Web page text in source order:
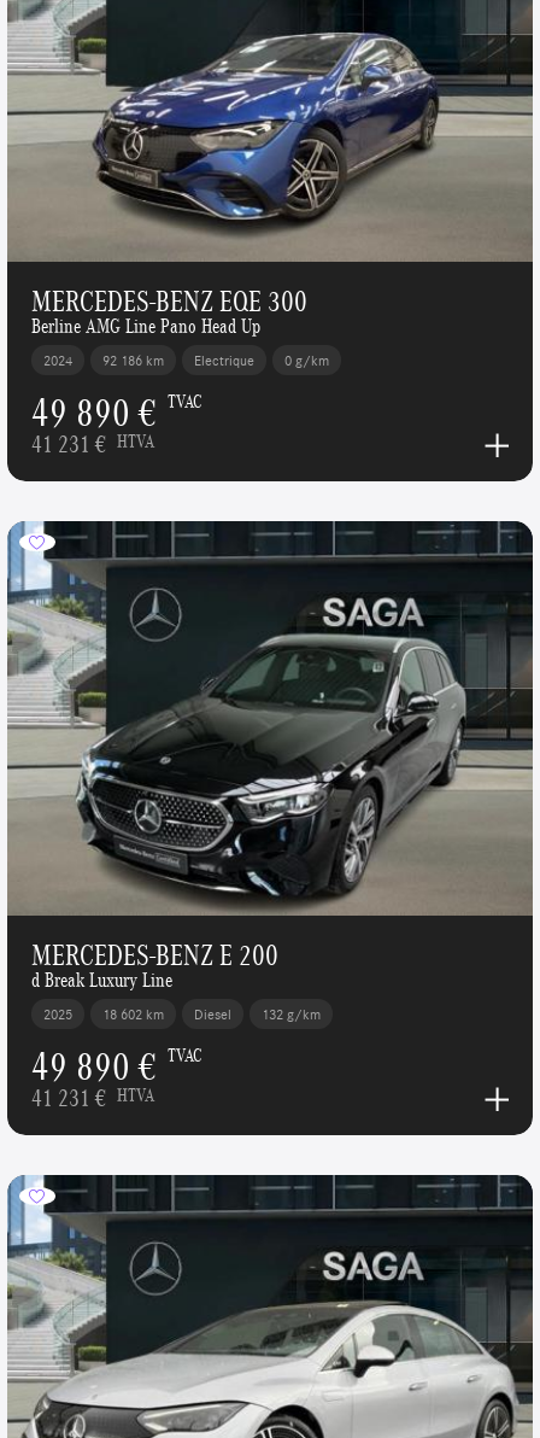
MERCEDES-BENZ EQE 300
Berline AMG Line Pano Head Up
2024 92 186 km Electrique 0 g/km
49 890 € TVAC
41 231 € HTVA
MERCEDES-BENZ E 200
d Break Luxury Line
2025 18 602 km Diesel 132 g/km
49 890 € TVAC
41 231 € HTVA